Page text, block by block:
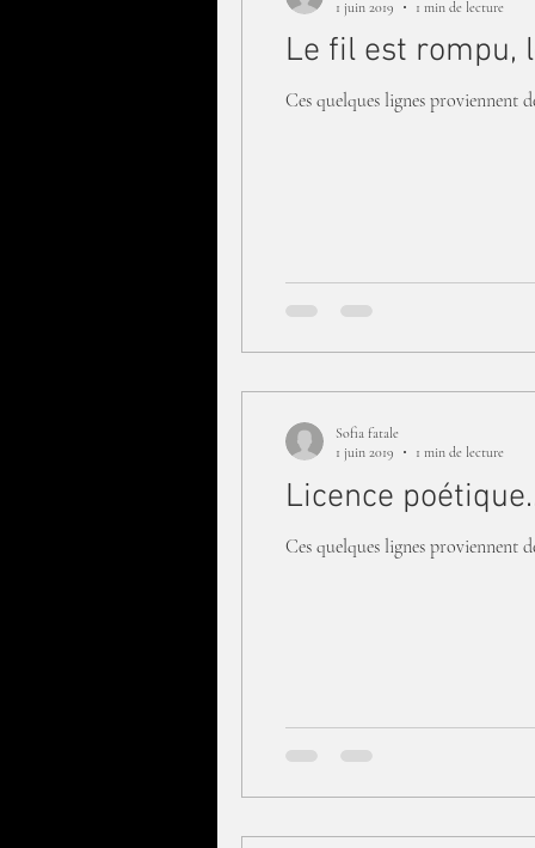
Le fil est rompu,
Ces quelques lignes proviennent
1 juin 2019
1 min de lecture
Licence
Ces quelques lignes proviennent
Sofia fatale
1 juin 2019
1 min de lecture